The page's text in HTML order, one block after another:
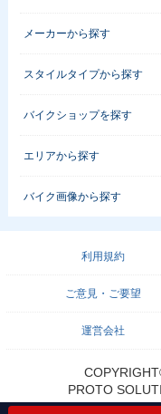
メーカーから探す
スタイルタイプから探す
バイクショップを探す
エリアから探す
バイク画像から探す
利用規約
ご意見・ご要望
運営会社
PROTO